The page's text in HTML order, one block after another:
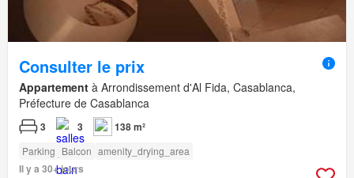
Consulter le prix
Appartement à Arrondissement d'Al Fida, Casablanca,
Préfecture de Casablanca
3 3 138 m²
Parking Balcon amenity_drying_area
Il y a 30+ jours